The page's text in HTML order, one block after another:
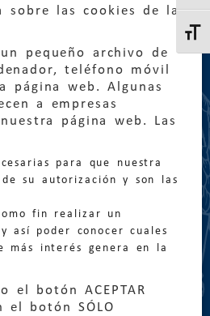
sobre las cookies de la
pequeño archivo de
teléfono móvil
página web. Algunas
a empresas
página web. Las
para que nuestra
su autorización y son las
fin realizar un
así poder conocer cuales
más interés genera en la
el botón ACEPTAR
el botón SÓLO
399 354